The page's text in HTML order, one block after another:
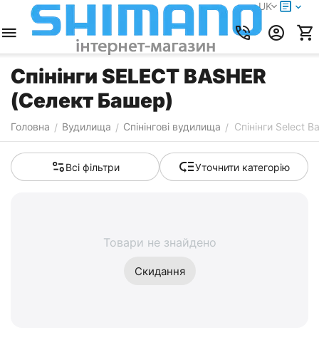
UK
Спінінги SELECT BASHER
(Селект Башер)
Головна / Вудилища / Спінінгові вудилища / Спінінги Select
Всі фільтри Уточнити категорію
Товари не знайдено
Скидання